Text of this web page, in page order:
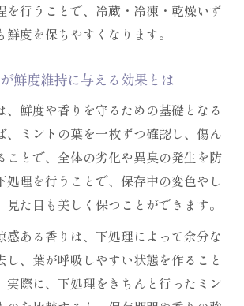
を行うことで、冷蔵・冷凍・乾燥いず
度を保ちやすくなります。
鮮度維持に与える効果とは
、鮮度や香りを守るための基礎となる
、ミントの葉を一枚ずつ確認し、傷ん
ことで、全体の劣化や異臭の発生を防
処理を行うことで、保存中の変色やし
た目も美しく保つことができます。
感ある香りは、下処理によって余分な
し、葉が呼吸しやすい状態を作ること
実際に、下処理をきちんと行ったミン